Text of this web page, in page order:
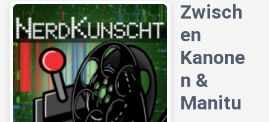
Zwisch
en
Kanone
n &
Manitu